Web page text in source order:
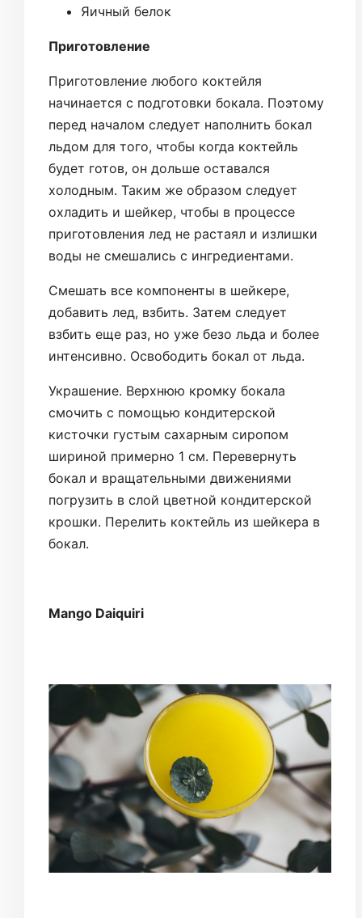
Яичный белок
Приготовление
Приготовление любого коктейля
начинается с подготовки бокала. Поэтому
перед началом следует наполнить бокал
льдом для того, чтобы когда коктейль
будет готов, он дольше оставался
холодным. Таким же образом следует
охладить и шейкер, чтобы в процессе
приготовления лед не растаял и излишки
воды не смешались с ингредиентами.
Смешать все компоненты в шейкере,
добавить лед, взбить. Затем следует
взбить еще раз, но уже безо льда и более
интенсивно. Освободить бокал от льда.
Украшение. Верхнюю кромку бокала
смочить с помощью кондитерской
кисточки густым сахарным сиропом
шириной примерно 1 см. Перевернуть
бокал и вращательными движениями
погрузить в слой цветной кондитерской
крошки. Перелить коктейль из шейкера в
бокал.
Mango Daiquiri